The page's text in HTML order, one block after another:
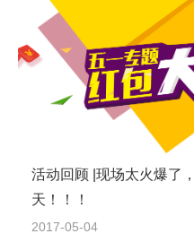
活动回顾 |现场太火爆了
天！！！
2017-05-04